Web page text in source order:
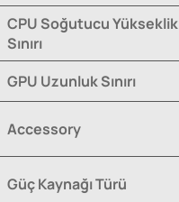
CPU Soğutucu Yükseklik
Sınırı
GPU Uzunluk Sınırı
Accessory
Güç Kaynağı Türü